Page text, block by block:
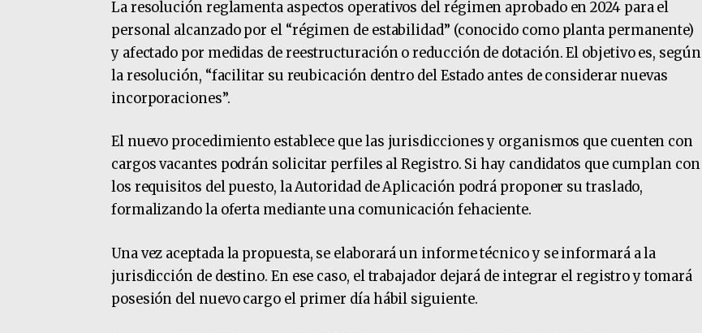
La resolución reglamenta aspectos operativos del régimen aprobado en 2024 para el
personal alcanzado por el “régimen de estabilidad” (conocido como planta permanente)
y afectado por medidas de reestructuración o reducción de dotación. El objetivo es, según
la resolución, “facilitar su reubicación dentro del Estado antes de considerar nuevas
incorporaciones”.
El nuevo procedimiento establece que las jurisdicciones y organismos que cuenten con
cargos vacantes podrán solicitar perfiles al Registro. Si hay candidatos que cumplan con
los requisitos del puesto, la Autoridad de Aplicación podrá proponer su traslado,
formalizando la oferta mediante una comunicación fehaciente.
Una vez aceptada la propuesta, se elaborará un informe técnico y se informará a la
jurisdicción de destino. En ese caso, el trabajador dejará de integrar el registro y tomará
posesión del nuevo cargo el primer día hábil siguiente.